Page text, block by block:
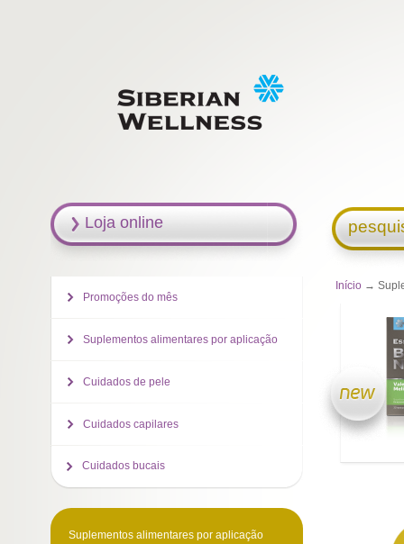
Início →
Loja online
Promoções do mês
Suplementos alimentares por aplicação
Cuidados de pele
Cuidados capilares
Cuidados bucais
Suplementos alimentares por aplicação